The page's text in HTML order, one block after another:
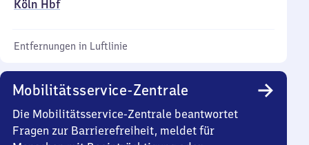
Köln Hbf
Entfernungen in Luftlinie
Mobilitätsservice-Zentrale
Die Mobilitätsservice-Zentrale beantwortet
Fragen zur Barrierefreiheit, meldet für